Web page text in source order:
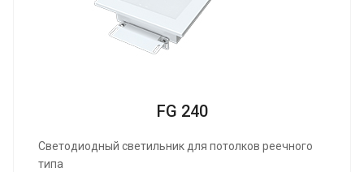
FG 240
Светодиодный светильник для потолков реечного
типа